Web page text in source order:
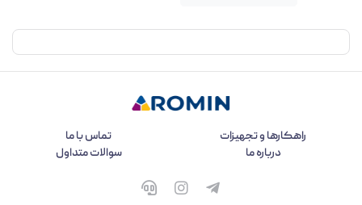
راهکارها و تجهیزات
تماس با ما
درباره ما
سوالات متداول